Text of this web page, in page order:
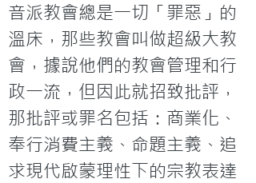
音派教會總是一切「罪惡」的
溫床，那些教會叫做超級大教
會，據說他們的教會管理和行
政一流，但因此就招致批評，
那批評或罪名包括：商業化、
奉行消費主義、命題主義、追
求現代啟蒙理性下的宗教表達